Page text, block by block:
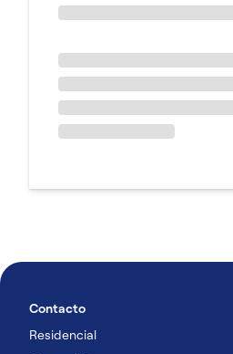
Contacto
Residencial